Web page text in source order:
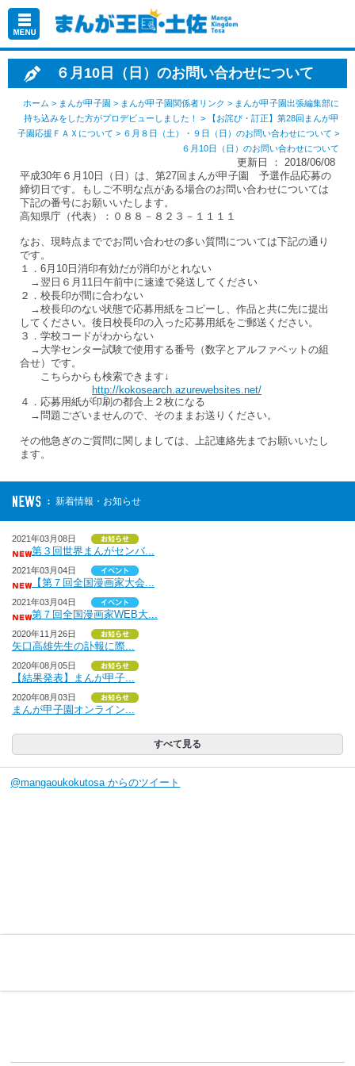
６月10日（日）のお問い合わせについて
ホーム > まんが甲子園 > まんが甲子園関係者リンク > まんが甲子園出張編集部に
持ち込みをした方がプロデビューしました！
>
【お詫び・訂正】第28回まんが甲
子園応援ＦＡＸについて > ６月８日（土）・９日（日）のお問い合わせについて >
６月10日（日）のお問い合わせについて
更新日 ： 2018/06/08
平成30年６月10日（日）は、第27回まんが甲子園 予選作品応募の
締切日です。もしご不明な点がある場合のお問い合わせについては
下記の番号にお願いいたします。
高知県庁（代表）：０８８－８２３－１１１１
なお、現時点まででお問い合わせの多い質問については下記の通り
です。
１．6月10日消印有効だが消印がとれない
→翌日６月11日午前中に速達で発送してください
２．校長印が間に合わない
→校長印のない状態で応募用紙をコピーし、作品と共に先に提出
してください。後日校長印の入った応募用紙をご郵送ください。
３．学校コードがわからない
→大学センター試験で使用する番号（数字とアルファベットの組
合せ）です。
こちらからも検索できます↓
http://kokosearch.azurewebsites.net/
４．応募用紙が印刷の都合上２枚になる
→問題ございませんので、そのままお送りください。
その他急ぎのご質問に関しましては、上記連絡先までお願いいたし
ます。
新着情報・お知らせ
2021年03月08日
第３回世界まんがセンバ...
2021年03月04日
【第７回全国漫画家大会...
2021年03月04日
第７回全国漫画家WEB大...
2020年11月26日
矢口高雄先生の訃報に際...
2020年08月05日
【結果発表】まんが甲子...
2020年08月03日
まんが甲子園オンライン...
すべて見る
@mangaoukokutosa からのツイート